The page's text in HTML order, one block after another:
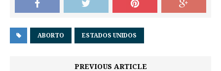
ABORTO ESTADOS UNIDOS
PREVIOUS ARTICLE